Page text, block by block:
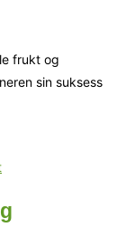
frukt og
sin suksess